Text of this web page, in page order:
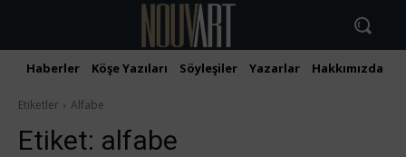
Haberler Köşe Yazıları Söyleşiler Yazarlar Hakkımızda
Etiketler Alfabe
Etiket: alfabe